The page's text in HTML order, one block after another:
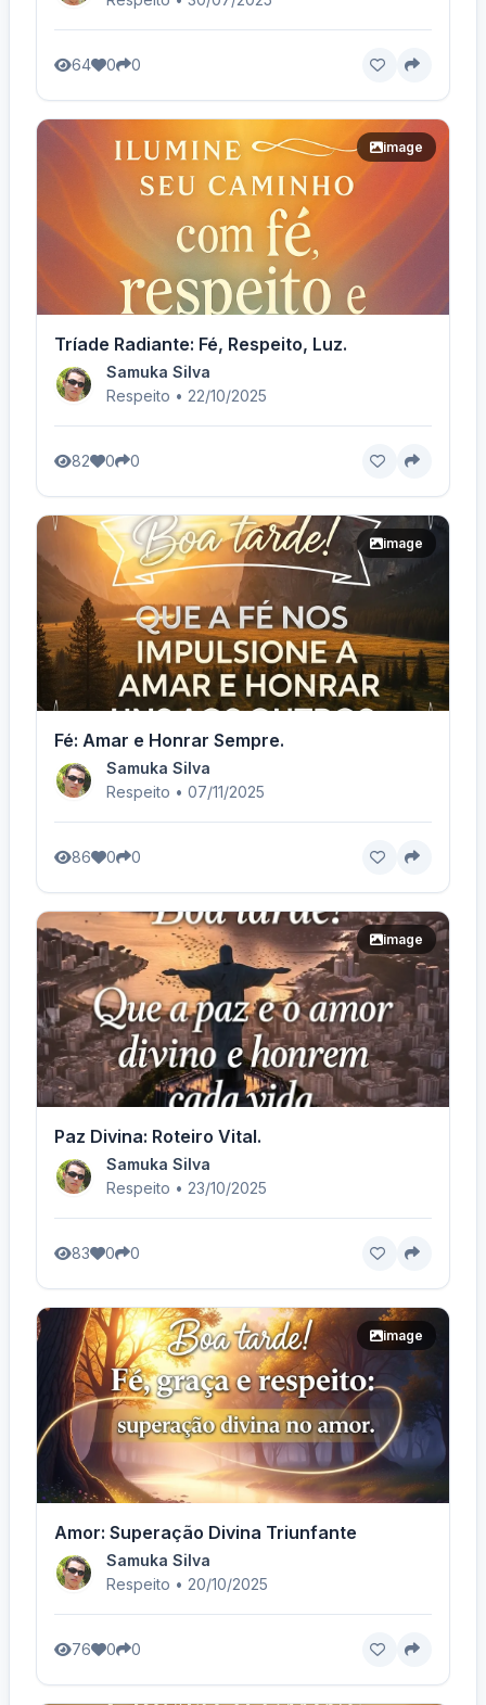
64 0 0
image
Tríade Radiante: Fé, Respeito, Luz.
Samuka Silva
Respeito • 22/10/2025
82 0 0
image
Fé: Amar e Honrar Sempre.
Samuka Silva
Respeito • 07/11/2025
86 0 0
image
Paz Divina: Roteiro Vital.
Samuka Silva
Respeito • 23/10/2025
83 0 0
image
Amor: Superação Divina Triunfante
Samuka Silva
Respeito • 20/10/2025
76 0 0